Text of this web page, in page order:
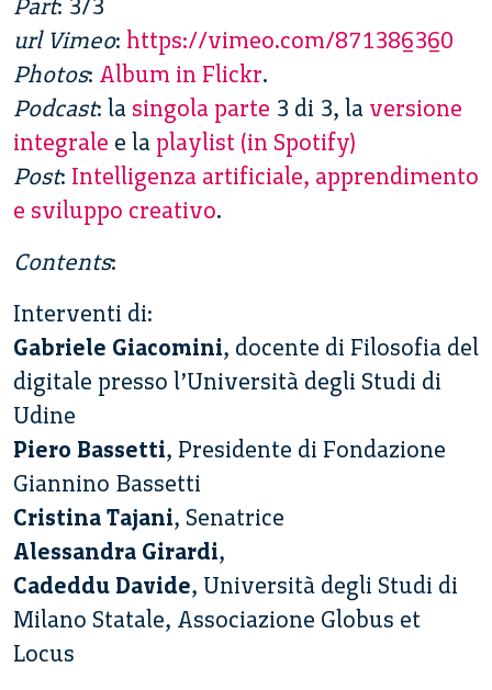
Part: 3/3
url Vimeo: https://vimeo.com/871386360
Photos: Album in Flickr.
Podcast: la singola parte 3 di 3, la versione
integrale e la playlist (in Spotify)
Post: Intelligenza artificiale, apprendimento
e sviluppo creativo.
Contents:
Interventi di:
Gabriele Giacomini, docente di Filosofia del
digitale presso l’Università degli Studi di
Udine
Piero Bassetti, Presidente di Fondazione
Giannino Bassetti
Cristina Tajani, Senatrice
Alessandra Girardi,
Cadeddu Davide, Università degli Studi di
Milano Statale, Associazione Globus et
Locus